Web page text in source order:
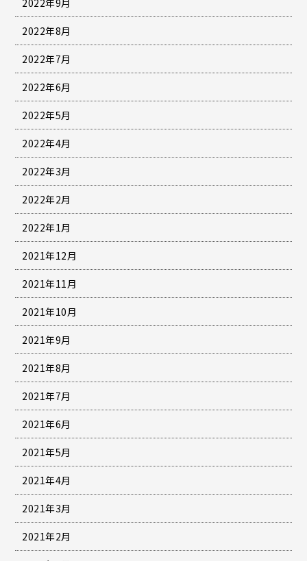
2022年8月
2022年7月
2022年6月
2022年5月
2022年4月
2022年3月
2022年2月
2022年1月
2021年12月
2021年11月
2021年10月
2021年9月
2021年8月
2021年7月
2021年6月
2021年5月
2021年4月
2021年3月
2021年2月